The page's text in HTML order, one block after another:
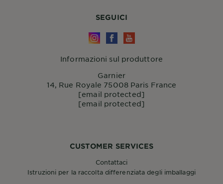
CUSTOMER SERVICES
Contattaci
Istruzioni per la raccolta differenziata degli imballaggi
SEGUICI
Informazioni sul produttore
Garnier
14, Rue Royale 75008 Paris France
[email protected]
[email protected]